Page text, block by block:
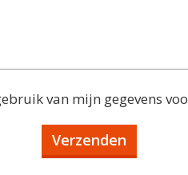
van mijn gegevens